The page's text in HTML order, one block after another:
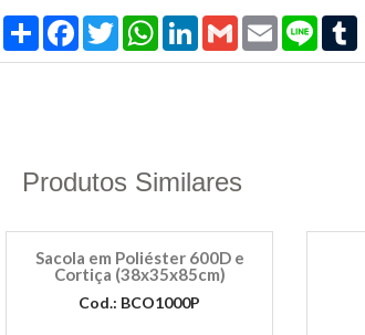
Compartilhar
Facebook
TwitterWhatsApp
LinkedIn
GmailEmailLine
Produtos Similares
Sacola em Poliéster 600D e
Cortiça (38x35x85cm)
Cod.: BCO1000P